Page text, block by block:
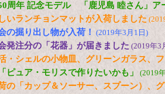
周年 記念モデル 「鹿児島 睦さん」
いランチョンマットが入荷しました
の掘り出し物が入荷！ (2019年3月1日)
発注分の「花器」が届きました (2019年3
・シェルの小物皿、グリーンガラス、
ピュア・モリスで作りたいかも」 (2019
の「カップ＆ソーサー、スプーン）、